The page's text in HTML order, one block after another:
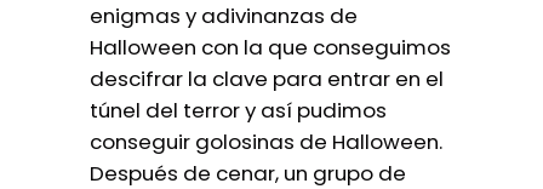
enigmas y adivinanzas de
Halloween con la que conseguimos
descifrar la clave para entrar en el
túnel del terror y así pudimos
conseguir golosinas de Halloween.
Después de cenar, un grupo de